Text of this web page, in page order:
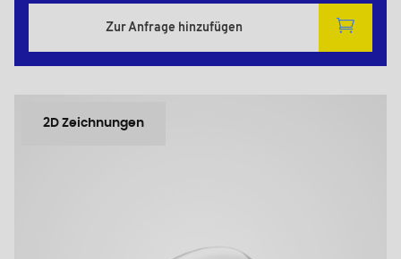
Zur Anfrage hinzufügen
2D Zeichnungen